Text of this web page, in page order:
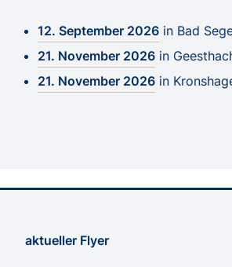
12. September 2026 in Bad
21. November 2026 in
21. November 2026 in
aktueller Flyer